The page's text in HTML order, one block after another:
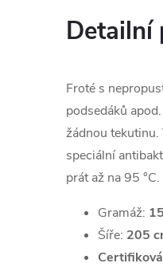
Detailní
Froté s
podsedáků
žádnou
speciální
prát až na 95 °C.
Gramáž:
Šíře: 205